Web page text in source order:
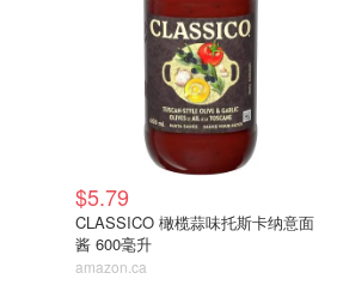
$5.79
CLASSICO 橄榄蒜味托斯卡纳意面
酱 600毫升
amazon.ca